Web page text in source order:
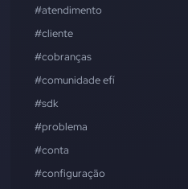
#atendimento
#cliente
#cobranças
#comunidade efí
#sdk
#problema
#conta
#configuração